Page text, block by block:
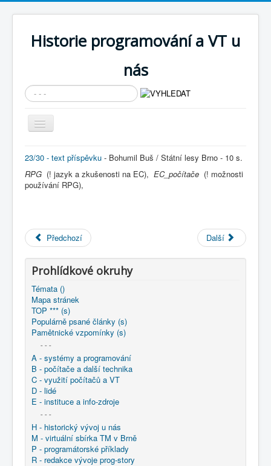
Historie programování a VT u
nás
Vyhledávání...
Přepnout
navigaci
AKTUÁLNÍ NOVINKY
Cíle expozice
KNIHOVNA
Historické počítače
COBOL
O nás
Úvod
: M - virtuální sbírka TM v Brně
: větší souhrnné komplety
: Programování / Tvorba SW Ostrava - 1975-2014
1975-1984 - Prog-Tsw 1/4
1981 - Programování Ostrava - výstaviště (: sborník)
1981 - Zkušenosti s využíváním jazyka RPG II na
počítačích JSEP (EC)
23/30 - text příspěvku - Bohumil Buš / Státní lesy Brno - 10 s.
RPG (! jazyk a zkušenosti na EC), EC_počítače (! možnosti
používání RPG),
Předchozí Další
Prohlídkové okruhy
Témata ()
Mapa stránek
TOP *** (s)
Populárně psané články (s)
Pamětnické vzpomínky (s)
- - -
A - systémy a programování
B - počítače a další technika
C - využití počítačů a VT
D - lidé
E - instituce a info-zdroje
- - -
H - historický vývoj u nás
M - virtuální sbírka TM v Brně
P - programátorské příklady
R - redakce vývoje prog-story